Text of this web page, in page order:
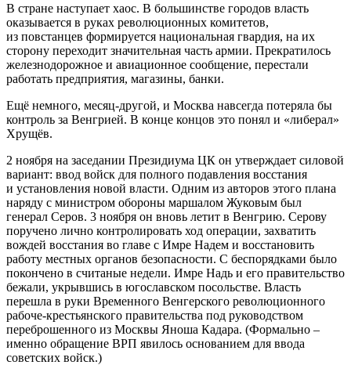
В стране наступает хаос. В большинстве городов власть
оказывается в руках революционных комитетов,
из повстанцев формируется национальная гвардия, на их
сторону переходит значительная часть армии. Прекратилось
железнодорожное и авиационное сообщение, перестали
работать предприятия, магазины, банки.
Ещё немного, месяц-другой, и Москва навсегда потеряла бы
контроль за Венгрией. В конце концов это понял и «либерал»
Хрущёв.
2 ноября на заседании Президиума ЦК он утверждает силовой
вариант: ввод войск для полного подавления восстания
и установления новой власти. Одним из авторов этого плана
наряду с министром обороны маршалом Жуковым был
генерал Серов. 3 ноября он вновь летит в Венгрию. Серову
поручено лично контролировать ход операции, захватить
вождей восстания во главе с Имре Надем и восстановить
работу местных органов безопасности. С беспорядками было
покончено в считаные недели. Имре Надь и его правительство
бежали, укрывшись в югославском посольстве. Власть
перешла в руки Временного Венгерского революционного
рабоче-крестьянского правительства под руководством
переброшенного из Москвы Яноша Кадара. (Формально –
именно обращение ВРП явилось основанием для ввода
советских войск.)